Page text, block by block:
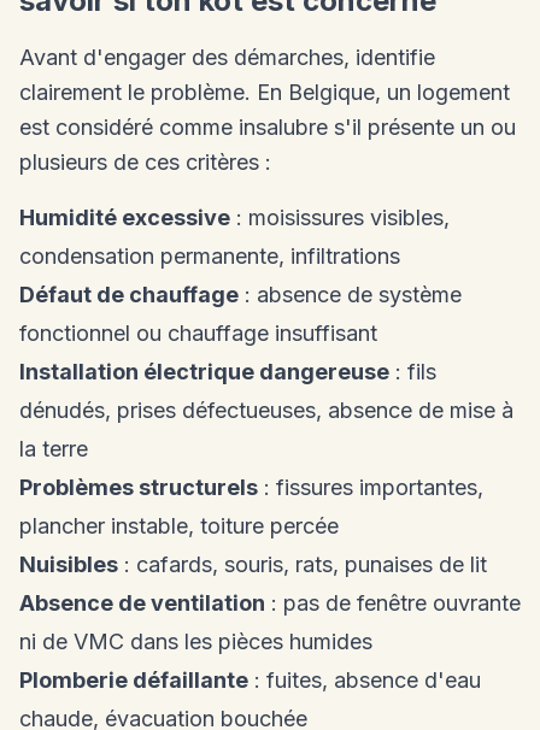
Avant d'engager des démarches, identifie
clairement le problème. En Belgique, un logement
est considéré comme insalubre s'il présente un ou
plusieurs de ces critères :
Humidité excessive : moisissures visibles,
condensation permanente, infiltrations
Défaut de chauffage : absence de système
fonctionnel ou chauffage insuffisant
Installation électrique dangereuse : fils
dénudés, prises défectueuses, absence de mise à
la terre
Problèmes structurels : fissures importantes,
plancher instable, toiture percée
Nuisibles : cafards, souris, rats, punaises de lit
Absence de ventilation : pas de fenêtre ouvrante
ni de VMC dans les pièces humides
Plomberie défaillante : fuites, absence d'eau
chaude, évacuation bouchée